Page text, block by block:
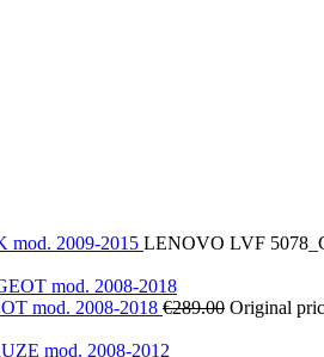
mod. 2009-2015 LENOVO LVF
mod. 2008-2018 €289.00 Original